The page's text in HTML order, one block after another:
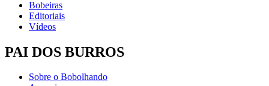
Bobeiras
Editoriais
Vídeos
PAI DOS BURROS
Sobre o Bobolhando